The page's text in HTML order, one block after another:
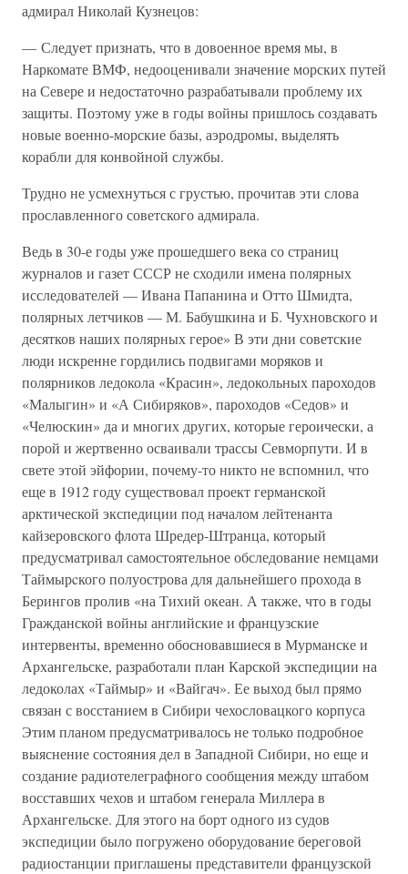
адмирал Николай Кузнецов:
— Следует признать, что в довоенное время мы, в
Наркомате ВМФ, недооценивали значение морских путей
на Севере и недостаточно разрабатывали проблему их
защиты. Поэтому уже в годы войны пришлось создавать
новые военно-морские базы, аэродромы, выделять
корабли для конвойной службы.
Трудно не усмехнуться с грустью, прочитав эти слова
прославленного советского адмирала.
Ведь в 30-е годы уже прошедшего века со страниц
журналов и газет СССР не сходили имена полярных
исследователей — Ивана Папанина и Отто Шмидта,
полярных летчиков — М. Бабушкина и Б. Чухновского и
десятков наших полярных герое» В эти дни советские
люди искренне гордились подвигами моряков и
полярников ледокола «Красин», ледокольных пароходов
«Малыгин» и «А Сибиряков», пароходов «Седов» и
«Челюскин» да и многих других, которые героически, а
порой и жертвенно осваивали трассы Севморпути. И в
свете этой эйфории, почему-то никто не вспомнил, что
еще в 1912 году существовал проект германской
арктической экспедиции под началом лейтенанта
кайзеровского флота Шредер-Штранца, который
предусматривал самостоятельное обследование немцами
Таймырcкого полуострова для дальнейшего прохода в
Берингов пролив «на Тихий океан. А также, что в годы
Гражданской войны английские и французские
интервенты, временно обосновавшиеся в Мурманске и
Архангельске, разработали план Карской экспедиции на
ледоколах «Таймыр» и «Вайгач». Ее выход был прямо
связан с восстанием в Сибири чехословацкого корпуса
Этим планом предусматривалось не только подробное
выяснение состояния дел в Западной Сибири, но еще и
создание радиотелеграфного сообщения между штабом
восставших чехов и штабом генерала Миллера в
Архангельске. Для этого на борт одного из судов
экспедиции было погружено оборудование береговой
радиостанции приглашены представители французской